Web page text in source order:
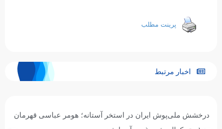
پرینت مطلب
اخبار مرتبط
درخشش ملی‌پوش ایران در استخر آستانه؛ هومر عباسی قهرمان